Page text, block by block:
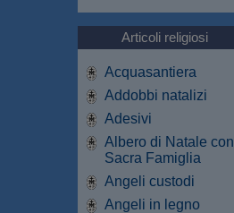
Articoli religiosi
Acquasantiera
Addobbi natalizi
Adesivi
Albero di Natale con
Sacra Famiglia
Angeli custodi
Angeli in legno